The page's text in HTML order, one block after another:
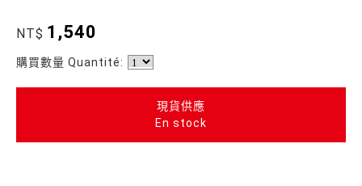
NT$ 1,540
購買數量 Quantité:
現貨供應
En stock